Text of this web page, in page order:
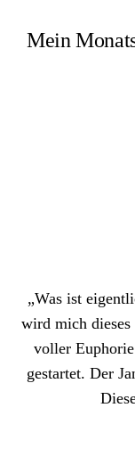
Mein
„Was ist
wird mich
voller
gestartet. Der